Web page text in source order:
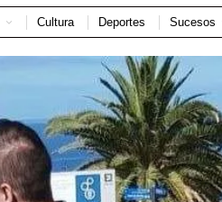
Cultura Deportes Sucesos